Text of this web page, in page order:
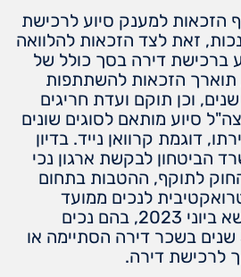
הזכאות למענק סיוע לרכישת
מ-50% ל-35% נכות, זאת לצד הזכאות להלוואה
ברכישת דירה בסך כולל של
תוארך הזכאות להשתתפות
בשכר דירה מ-3 ל-6 שנים, וכן תוקם ועדת חריגים
סיוע מותאם לסוגים שונים
דוגמת קרוואן נייד. בדיון
הביטחון לבקשת ארגון נכי
לתוקף, ההטבות בתחום
לנכים ממועד
החלטת הממשלה בנושא ביוני 2023, בהם נכים
שזכאותם לסיוע של 3 שנים בשכר דירה הסתיימה או
לרכישת דירה.